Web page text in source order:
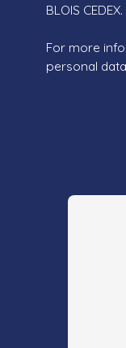
BLOIS CEDEX.
For more
personal